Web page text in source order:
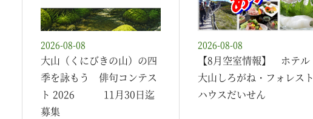
2026-08-08
大山（くにびきの山）の四
季を詠もう 俳句コンテス
ト 2026 11月30日迄
募集
2026-08-08
【8月空室情報】 ホテル
大山しろがね・フォレスト
ハウスだいせん